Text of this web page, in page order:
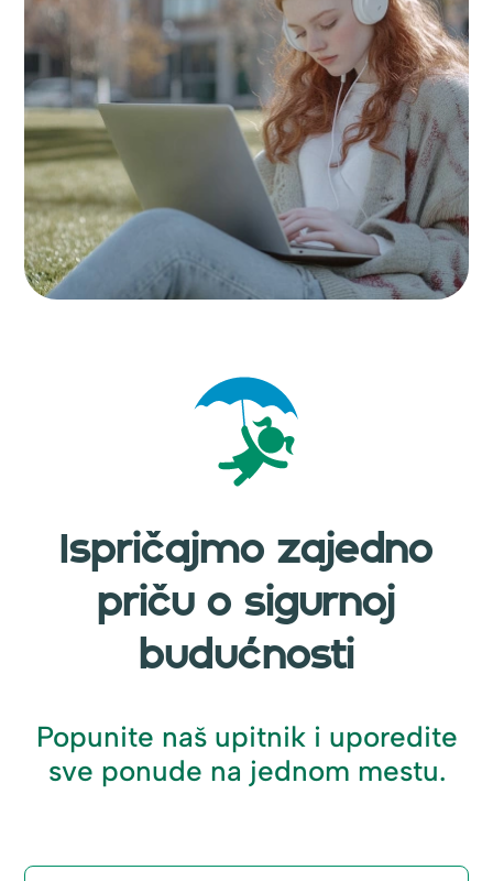
Ispričajmo zajedno
priču o sigurnoj
budućnosti
Popunite naš upitnik i uporedite
sve ponude na jednom mestu.